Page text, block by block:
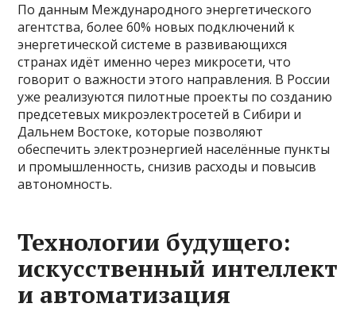
По данным Международного энергетического
агентства, более 60% новых подключений к
энергетической системе в развивающихся
странах идёт именно через микросети, что
говорит о важности этого направления. В России
уже реализуются пилотные проекты по созданию
предсетевых микроэлектросетей в Сибири и
Дальнем Востоке, которые позволяют
обеспечить электроэнергией населённые пункты
и промышленность, снизив расходы и повысив
автономность.
Технологии будущего:
искусственный интеллект
и автоматизация